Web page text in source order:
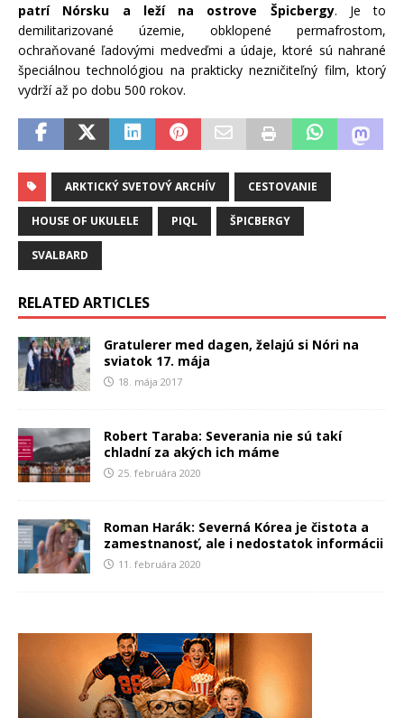
patrí Nórsku a leží na ostrove Špicbergy. Je to
demilitarizované územie, obklopené permafrostom,
ochraňované ľadovými medveďmi a údaje, ktoré sú nahrané
špeciálnou technológiou na prakticky nezničiteľný film, ktorý
vydrží až po dobu 500 rokov.
ARKTICKÝ SVETOVÝ ARCHÍV CESTOVANIE
HOUSE OF UKULELE PIQL ŠPICBERGY
SVALBARD
RELATED ARTICLES
Gratulerer med dagen, želajú si Nóri na
sviatok 17. mája
18. mája 2017
Robert Taraba: Severania nie sú takí
chladní za akých ich máme
25. februára 2020
Roman Harák: Severná Kórea je čistota a
zamestnanosť, ale i nedostatok informácii
11. februára 2020